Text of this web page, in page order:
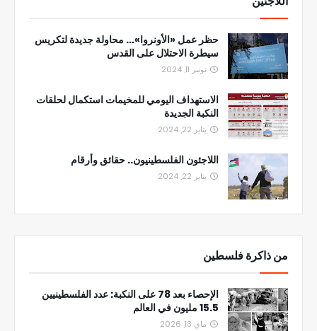
حظر عمل «الأونروا»... محاولة جديدة لتكريس
سيطرة الاحتلال على القدس
نونبر 11, 2024
الاستهداف اليومي للمخيمات استكمال لحلقات
النكبة الجديدة
يناير 22, 2024
اللاجئون الفلسطينيون.. حقائق وأرقام
يناير 22, 2024
من ذاكرة فلسطين
الإحصاء بعد 78 على النكبة: عدد الفلسطينيين
15.5 مليون في العالم
ماي 13, 2026